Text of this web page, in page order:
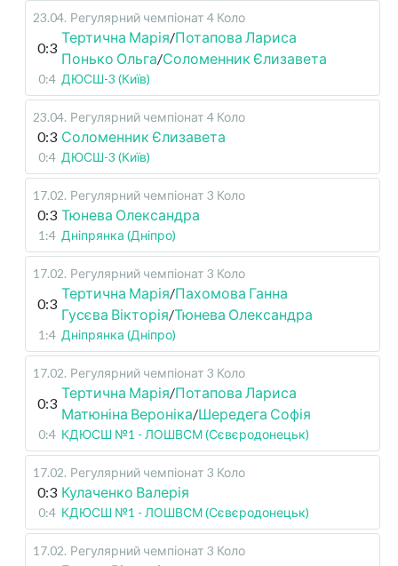
23.04. Регулярний чемпіонат 4 Коло
0:3
Тертична Марія/Потапова Лариса
Понько Ольга/Соломенник Єлизавета
0:4 ДЮСШ-3 (Київ)
23.04. Регулярний чемпіонат 4 Коло
0:3 Соломенник Єлизавета
0:4 ДЮСШ-3 (Київ)
17.02. Регулярний чемпіонат 3 Коло
0:3 Тюнева Олександра
1:4 Дніпрянка (Дніпро)
17.02. Регулярний чемпіонат 3 Коло
0:3
Тертична Марія/Пахомова Ганна
Гусєва Вікторія/Тюнева Олександра
1:4 Дніпрянка (Дніпро)
17.02. Регулярний чемпіонат 3 Коло
0:3
Тертична Марія/Потапова Лариса
Матюніна Вероніка/Шередега Софія
0:4 КДЮСШ №1 - ЛОШВСМ (Сєвєродонецьк)
17.02. Регулярний чемпіонат 3 Коло
0:3 Кулаченко Валерія
0:4 КДЮСШ №1 - ЛОШВСМ (Сєвєродонецьк)
17.02. Регулярний чемпіонат 3 Коло